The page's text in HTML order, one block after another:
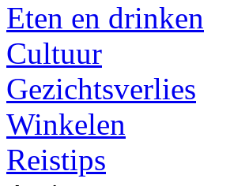
Eten en drinken
Cultuur
Gezichtsverlies
Winkelen
Reistips